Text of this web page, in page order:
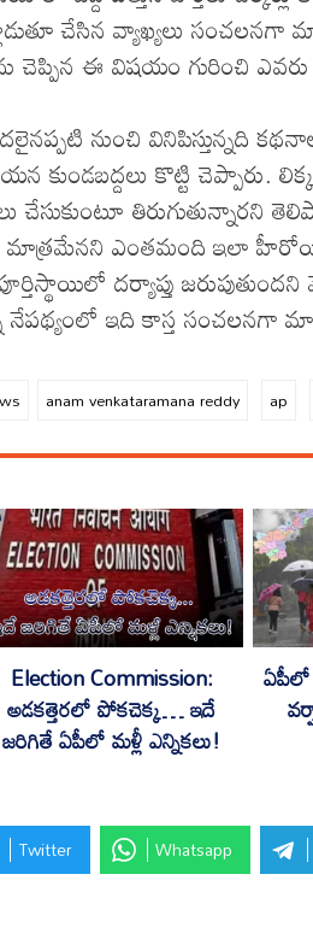
చేసిన వ్యాఖ్యలు సంచలనగా
చెప్పిన ఈ విషయం గురించి
నుంచి వినిపిస్తున్నది
కొట్టి చెప్పారు.
చేసుకుంటూ
ఎంతమంది ఇలా
దర్యాప్తు
నేపథ్యంలో ఇది కాస్త సంచలనగా
anam venkataramana reddy ap
Election Commission:
అడకత్తెరలో పోకచెక్క… ఇదే
జరిగితే ఏపీలో మళ్లీ ఎన్నికలు!
ఏపీలో
Twitter Whatsapp